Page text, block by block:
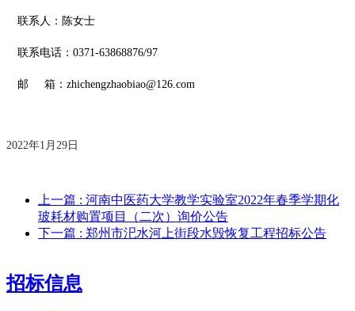
联系人：陈女士
联系电话： 0371-63868876/97
邮 箱：zhichengzhaobiao@126.com
2022年1 月 29 日
上一篇 : 河南中医药大学教学实验室2022年春季学期化
玻耗材购置项目（二次）询价公告
下一篇 : 郑州市汜水河上街段水毁恢复工程招标公告
招标信息